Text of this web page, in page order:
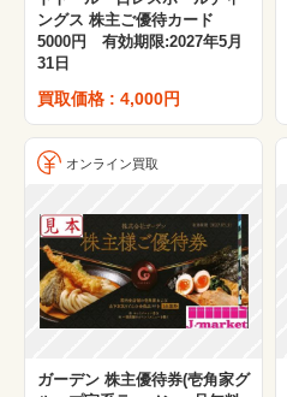
ングス 株主ご優待カード
5000円 有効期限:2027年5月
31日
買取価格 : 4,000円
オンライン買取
ガーデン 株主優待券(壱角家グ